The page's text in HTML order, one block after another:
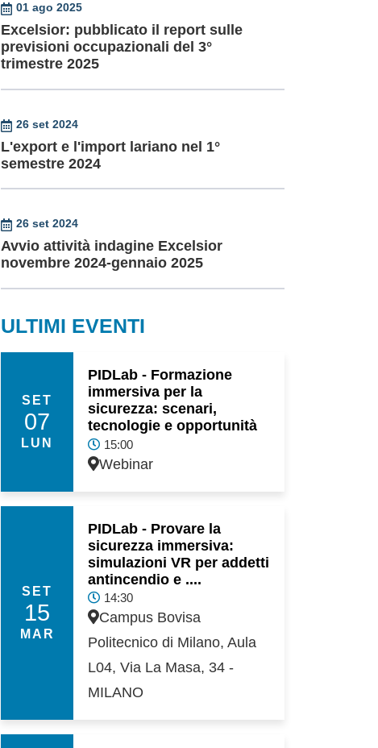
01 ago 2025
Excelsior: pubblicato il report sulle
previsioni occupazionali del 3°
trimestre 2025
26 set 2024
L'export e l'import lariano nel 1°
semestre 2024
26 set 2024
Avvio attività indagine Excelsior
novembre 2024-gennaio 2025
ULTIMI EVENTI
SET
07
LUN
PIDLab - Formazione
immersiva per la
sicurezza: scenari,
tecnologie e opportunità
15:00
Webinar
SET
15
MAR
PIDLab - Provare la
sicurezza immersiva:
simulazioni VR per addetti
antincendio e ....
14:30
Campus Bovisa
Politecnico di Milano, Aula
L04, Via La Masa, 34 -
MILANO